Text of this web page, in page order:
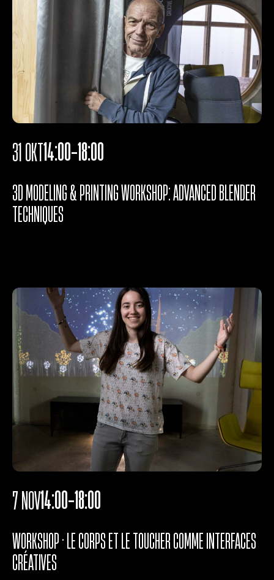
3D MODELING & PRINTING WORKSHOP: ADVANCED BLENDER
TECHNIQUES
31 OKT14:00-18:00
WORKSHOP • LE CORPS ET LE TOUCHER COMME INTERFACES
CRÉATIVES
7 NOV14:00-18:00